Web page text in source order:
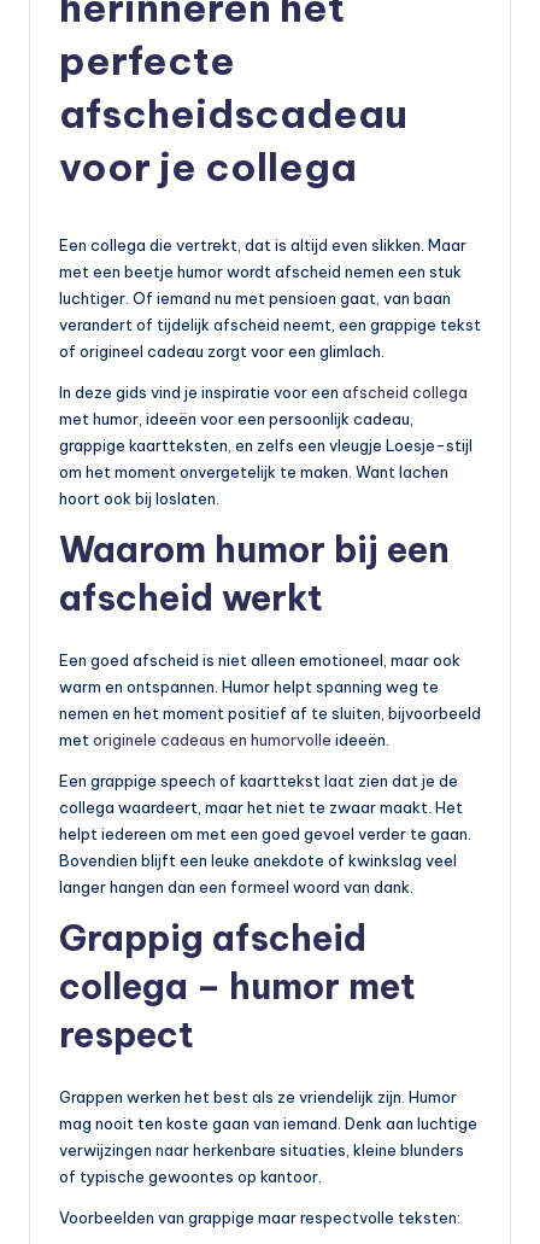
perfecte
afscheidscadeau
voor je collega
Een collega die vertrekt, dat is altijd even slikken. Maar
met een beetje humor wordt afscheid nemen een stuk
luchtiger. Of iemand nu met pensioen gaat, van baan
verandert of tijdelijk afscheid neemt, een grappige tekst
of origineel cadeau zorgt voor een glimlach.
In deze gids vind je inspiratie voor een afscheid collega
met humor, ideeën voor een persoonlijk cadeau,
grappige kaartteksten, en zelfs een vleugje Loesje-stijl
om het moment onvergetelijk te maken. Want lachen
hoort ook bij loslaten.
Waarom humor bij een
afscheid werkt
Een goed afscheid is niet alleen emotioneel, maar ook
warm en ontspannen. Humor helpt spanning weg te
nemen en het moment positief af te sluiten, bijvoorbeeld
met originele cadeaus en humorvolle ideeën.
Een grappige speech of kaarttekst laat zien dat je de
collega waardeert, maar het niet te zwaar maakt. Het
helpt iedereen om met een goed gevoel verder te gaan.
Bovendien blijft een leuke anekdote of kwinkslag veel
langer hangen dan een formeel woord van dank.
Grappig afscheid
collega – humor met
respect
Grappen werken het best als ze vriendelijk zijn. Humor
mag nooit ten koste gaan van iemand. Denk aan luchtige
verwijzingen naar herkenbare situaties, kleine blunders
of typische gewoontes op kantoor.
Voorbeelden van grappige maar respectvolle teksten: